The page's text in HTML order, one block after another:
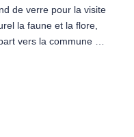
de verre pour la visite
la faune et la flore,
vers la commune de